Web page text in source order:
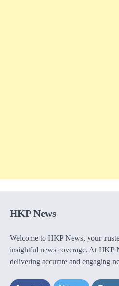
HKP News
Welcome to HKP News, your
insightful news coverage. At HKP
delivering accurate and engaging